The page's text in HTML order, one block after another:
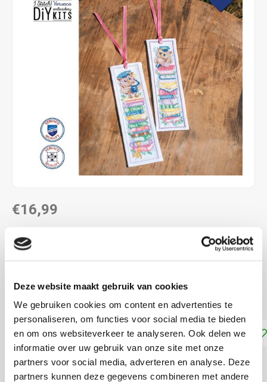
Deze website maakt gebruik van cookies
We gebruiken cookies om content en advertenties te
personaliseren, om functies voor social media te bieden
en om ons websiteverkeer te analyseren. Ook delen we
informatie over uw gebruik van onze site met onze
partners voor social media, adverteren en analyse. Deze
partners kunnen deze gegevens combineren met andere
€16,99
LEVERTIJD: CA. 1 WEEK
5.4 st/cm
telpatroonLees meer
Toevoegen aan winkelwagen
DELEN: